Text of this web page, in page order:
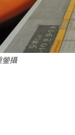
鎣攝